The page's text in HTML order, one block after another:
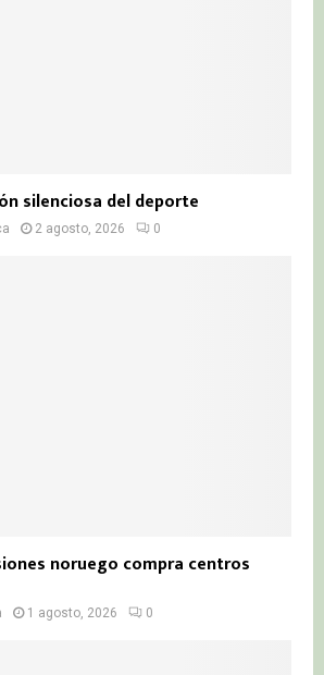
silenciosa del deporte
2 agosto, 2026 0
noruego compra centros
1 agosto, 2026 0